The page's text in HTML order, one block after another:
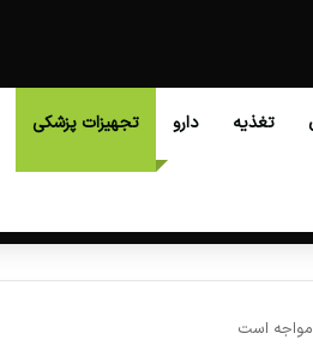
تغذیه دارو تجهیزات پزشکی
است